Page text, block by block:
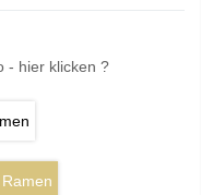
- hier klicken ?